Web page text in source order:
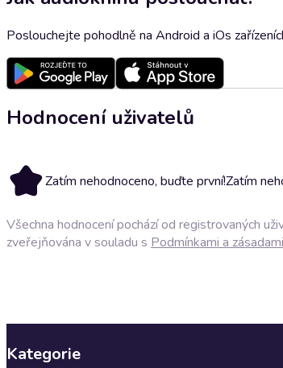
Poslouchejte pohodlně na Android a iOs
Hodnocení uživatelů
Zatím nehodnoceno, buďte první!Zatím
Všechna hodnocení pochází od registrovaných
zveřejňována v souladu s Podmínkami a
Kategorie